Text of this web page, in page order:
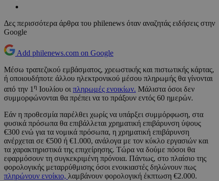
Δες περισσότερα άρθρα του philenews όταν αναζητάς ειδήσεις στην
Google
Add philenews.com on Google
Μέσω τραπεζικού εμβάσματος, χρεωστικής και πιστωτικής κάρτας,
ή οποιουδήποτε άλλου ηλεκτρονικού μέσου πληρωμής θα γίνονται
από την 1 η Ιουλίου οι πληρωμές ενοικίων. Μάλιστα όσοι δεν
συμμορφώνονται θα πρέπει να το πράξουν εντός 60 ημερών.
Εάν η προθεσμία παρέλθει χωρίς να υπάρξει συμμόρφωση, στα
φυσικά πρόσωπα θα επιβάλλεται χρηματική επιβάρυνση ύψους
€300 ενώ για τα νομικά πρόσωπα, η χρηματική επιβάρυνση
ανέρχεται σε €500 ή €1.000, ανάλογα με τον κύκλο εργασιών και
τα χαρακτηριστικά της επιχείρησης. Τώρα να δούμε πόσοι θα
εφαρμόσουν τη συγκεκριμένη πρόνοια. Πάντως, στο πλαίσιο της
φορολογικής μεταρρύθμισης όσοι ενοικιαστές δηλώνουν πως
πληρώνουν ενοίκιο, λαμβάνουν φορολογική έκπτωση €2.000.